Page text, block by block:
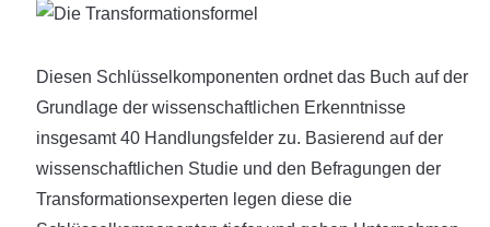
Diesen Schlüsselkomponenten ordnet das Buch auf der
Grundlage der wissenschaftlichen Erkenntnisse
insgesamt 40 Handlungsfelder zu. Basierend auf der
wissenschaftlichen Studie und den Befragungen der
Transformationsexperten legen diese die